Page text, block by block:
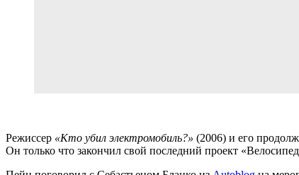
Режиссер «Кто убил электромобиль?» (2006) и его
Он только что закончил свой последний проект